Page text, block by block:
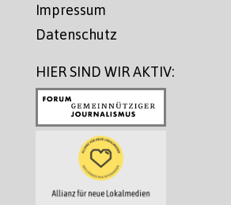
Impressum
Datenschutz
HIER SIND WIR AKTIV: